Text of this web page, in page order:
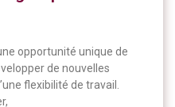
opportunité unique de
de nouvelles
flexibilité de travail.